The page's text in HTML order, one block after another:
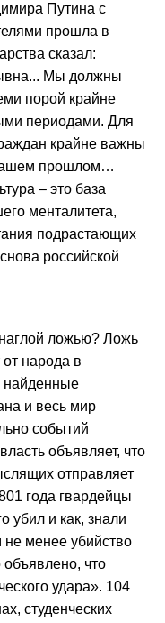
Путина с
прошла в
сказал:
Мы должны
порой крайне
периодами. Для
крайне важны
прошлом…
– это база
менталитета,
подрастающих
российской
ложью? Ложь
народа в
найденные
и весь мир
событий
объявляет, что
отправляет
года гвардейцы
убил и как, знали
менее убийство
что
удара». 104
студенческих